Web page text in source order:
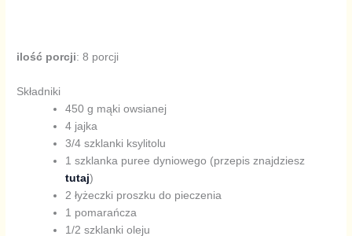
ilość porcji: 8 porcji
Składniki
450 g mąki owsianej
4 jajka
3/4 szklanki ksylitolu
1 szklanka puree dyniowego (przepis znajdziesz
tutaj)
2 łyżeczki proszku do pieczenia
1 pomarańcza
1/2 szklanki oleju